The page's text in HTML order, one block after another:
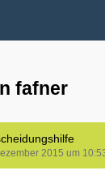
fafner
2015 um